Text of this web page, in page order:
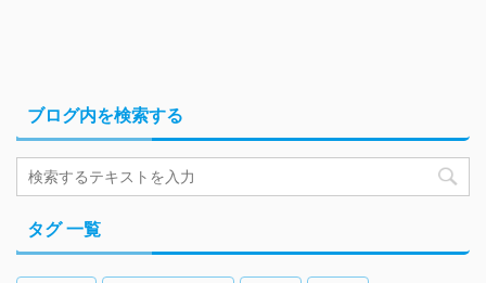
ブログ内を検索する
タグ 一覧